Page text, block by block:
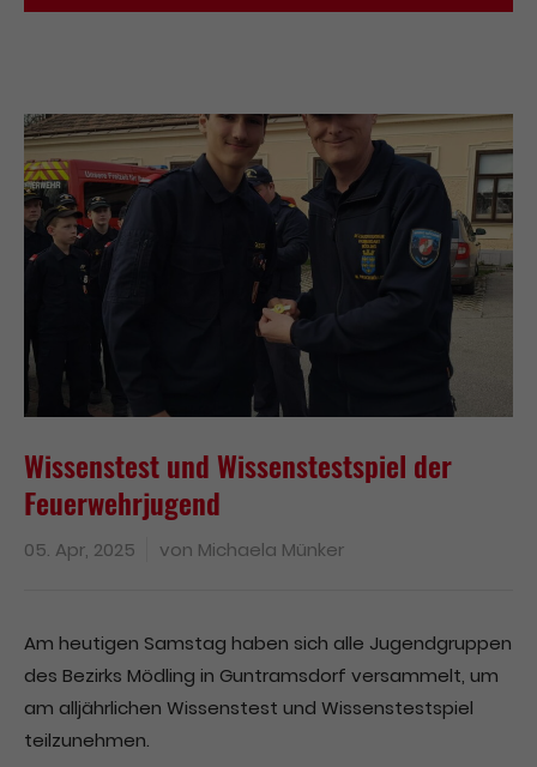
Wissenstest und Wissenstestspiel der
Feuerwehrjugend
05. Apr, 2025 von Michaela Münker
Am heutigen Samstag haben sich alle Jugendgruppen
des Bezirks Mödling in Guntramsdorf versammelt, um
am alljährlichen Wissenstest und Wissenstestspiel
teilzunehmen.